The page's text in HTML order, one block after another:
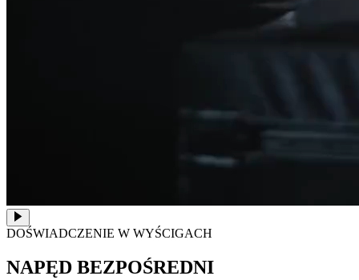
DOŚWIADCZENIE W WYŚCIGACH
NAPĘD BEZPOŚREDNI